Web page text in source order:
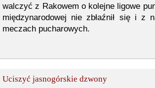
walczyć z Rakowem o kolejne ligowe
międzynarodowej nie zbłaźnił się i z
meczach pucharowych.
Uciszyć jasnogórskie dzwony